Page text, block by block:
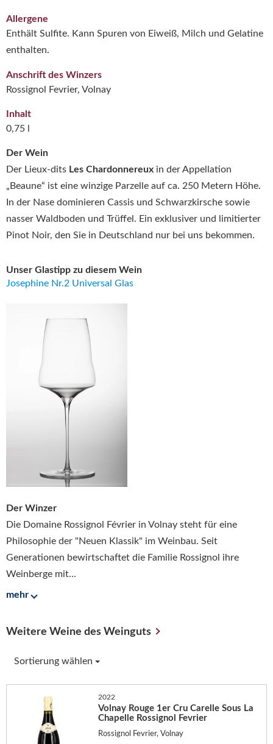
Der Wein
Der Lieux-dits Les Chardonnereux in der Appellation
„Beaune“ ist eine winzige Parzelle auf ca. 250 Metern Höhe.
In der Nase dominieren Cassis und Schwarzkirsche sowie
nasser Waldboden und Trüffel. Ein exklusiver und limitierter
Pinot Noir, den Sie in Deutschland nur bei uns bekommen.
Unser Glastipp zu diesem Wein
Josephine Nr.2 Universal Glas
Der Winzer
Die Domaine Rossignol Février in Volnay steht für eine
Philosophie der "Neuen Klassik" im Weinbau. Seit
Generationen bewirtschaftet die Familie Rossignol ihre
Weinberge mit...
mehr
Allergene
Enthält Sulfite. Kann Spuren von Eiweiß, Milch und Gelatine
enthalten.
Anschrift des Winzers
Rossignol Fevrier, Volnay
Inhalt
0,75 l
Weitere Weine des Weinguts
Sortierung wählen
2022
Volnay Rouge 1er Cru Carelle Sous La
Chapelle Rossignol Fevrier
Rossignol Fevrier, Volnay